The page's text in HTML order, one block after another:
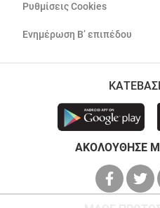
Ρυθμίσεις Cookies
Ενημέρωση Β’ επιπέδου
ΑΚΟΛΟΥΘΗΣΕ